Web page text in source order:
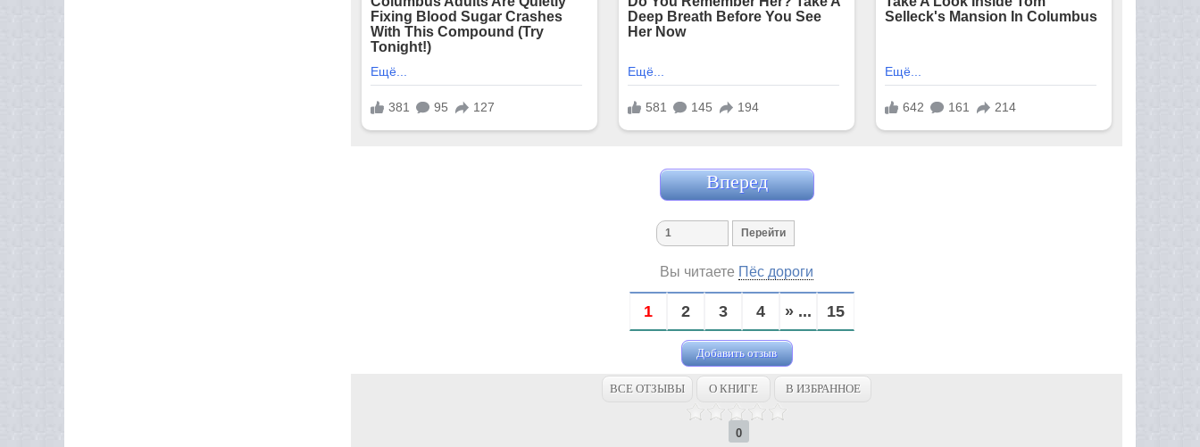
Вперед
Вы читаете Пёс дороги
1 2 3 4 » ... 15
Добавить отзыв
ВСЕ ОТЗЫВЫ О КНИГЕ В ИЗБРАННОЕ
0